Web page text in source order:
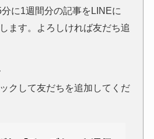
に1週間分の記事をLINEに
ます。よろしければ友だち追
クして友だちを追加してくだ